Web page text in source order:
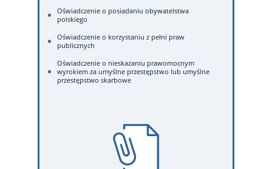
Oświadczenie o posiadaniu obywatelstwa
polskiego
Oświadczenie o korzystaniu z pełni praw
publicznych
Oświadczenie o nieskazaniu prawomocnym
wyrokiem za umyślne przestępstwo lub umyślne
przestępstwo skarbowe